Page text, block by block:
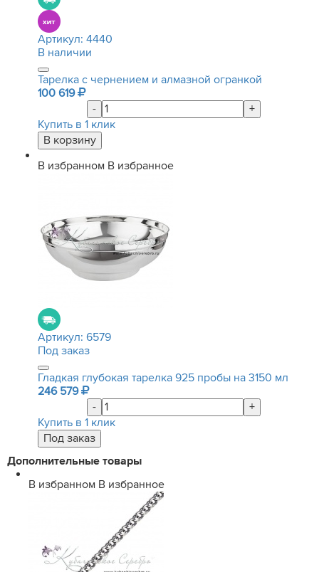
Артикул: 4440
В наличии
Тарелка с чернением и алмазной огранкой
100 619
-
+
Купить в 1 клик
В избранном В избранное
Артикул: 6579
Под заказ
Гладкая глубокая тарелка 925 пробы на 3150 мл
246 579
-
+
Купить в 1 клик
Дополнительные товары
В избранном В избранное